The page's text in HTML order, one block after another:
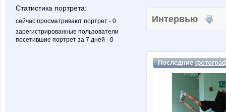
Статистика портрета:
сейчас просматривают портрет - 0
зарегистрированные пользователи
посетившие портрет за 7 дней - 0
Интервью
Последние